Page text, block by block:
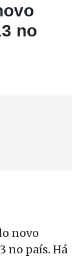
no
novo
no país. Há